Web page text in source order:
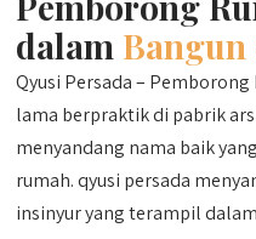
dalam Bangun
Qyusi Persada –
lama berpraktik di pabrik
menyandang nama baik
rumah. qyusi persada
insinyur yang terampil